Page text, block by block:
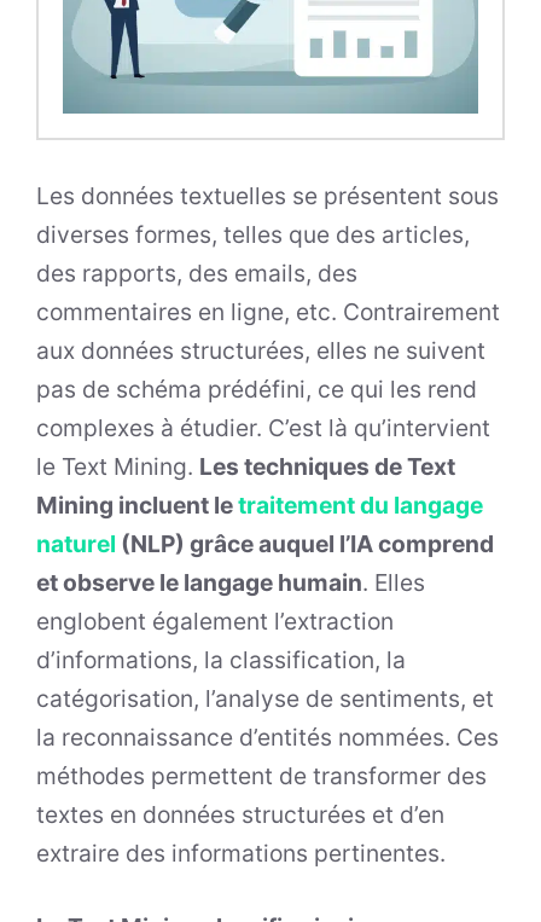
Les données textuelles se présentent sous
diverses formes, telles que des articles,
des rapports, des emails, des
commentaires en ligne, etc. Contrairement
aux données structurées, elles ne suivent
pas de schéma prédéfini, ce qui les rend
complexes à étudier. C’est là qu’intervient
le Text Mining. Les techniques de Text
Mining incluent letraitement du langage
naturel (NLP) grâce auquel l’IA comprend
et observe le langage humain. Elles
englobent également l’extraction
d’informations, la classification, la
catégorisation, l’analyse de sentiments, et
la reconnaissance d’entités nommées. Ces
méthodes permettent de transformer des
textes en données structurées et d’en
extraire des informations pertinentes.